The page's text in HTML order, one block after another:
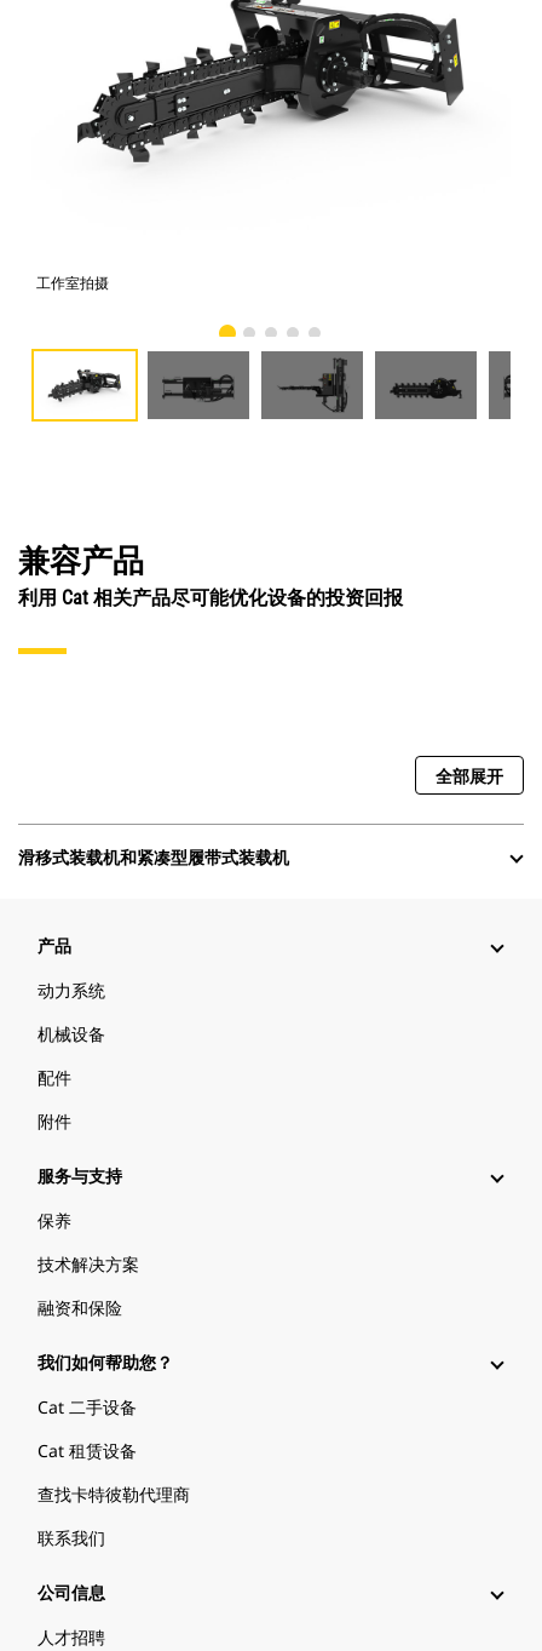
工作室拍摄
兼容产品
利用 Cat 相关产品尽可能优化设备的投资回报
全部展开
滑移式装载机和紧凑型履带式装载机
产品
动力系统
机械设备
配件
附件
服务与支持
保养
技术解决方案
融资和保险
我们如何帮助您？
Cat 二手设备
Cat 租赁设备
查找卡特彼勒代理商
联系我们
公司信息
人才招聘